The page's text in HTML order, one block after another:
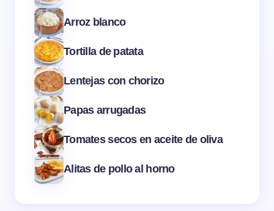
Arroz blanco
Tortilla de patata
Lentejas con chorizo
Papas arrugadas
Tomates secos en aceite de oliva
Alitas de pollo al horno